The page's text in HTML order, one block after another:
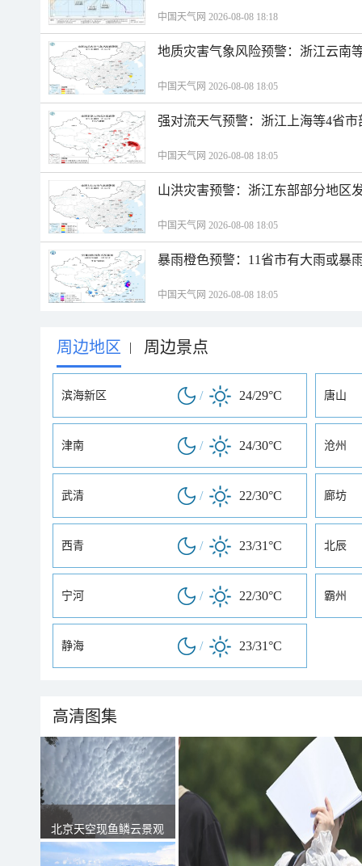
中国天气网 2026-08-08 18:18
地质灾害气象风险预警：浙江云南
中国天气网 2026-08-08 18:05
强对流天气预警：浙江上海等4省
中国天气网 2026-08-08 18:05
山洪灾害预警：浙江东部部分地区
中国天气网 2026-08-08 18:05
暴雨橙色预警：11省市有大雨或暴
中国天气网 2026-08-08 18:05
周边地区 | 周边景点
滨海新区 / 24/29°C 唐山
津南 / 24/30°C 沧州
武清 / 22/30°C 廊坊
西青 / 23/31°C 北辰
宁河 / 22/30°C 霸州
静海 / 23/31°C
高清图集
北京天空现鱼鳞云景观